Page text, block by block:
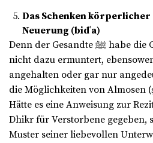
Das Schenken körperlicher
Neuerung (bidʿa)
Denn der Gesandte ﷺ habe die Gemeinschaft (Umma)
nicht dazu ermuntert,
angehalten oder gar nur
die Möglichkeiten von Almosen
Hätte es eine Anweisung zur
Dhikr für Verstorbene gegeben,
Muster seiner liebevollen